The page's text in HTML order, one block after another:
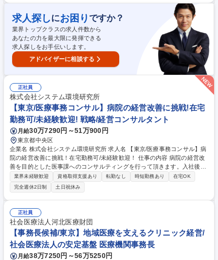
発※入社後しばらくは先輩アシスタントも同行 ■訪問先では医療物品の準
備や診療補助(血圧測定などのバイタルサイン測定、患者様や家族様との
会話) ■帰院後、ケアマネ―ジャーや訪問看護師との情報共有 募集職種 医
療経験者歓迎【西蒲田】診療アシスタント■夜勤無/残業15h/キャリアアッ
プ
求人探しにお困り ですか？
業界トップクラスの求人件数から
あなたの力を最大限に発揮できる
求人探しをお手伝いします。
アドバイザーに相談する
正社員
株式会社システム環境研究所
【東京/医療事務コンサル】病院の経営改善に挑戦!在宅
勤務可/未経験歓迎! 戦略/経営コンサルタント
月給30万7290円～51万900円
東京都中央区
企業名 株式会社システム環境研究所 求人名 【東京/医療事務コンサル】病
院の経営改善に挑戦！在宅勤務可/未経験歓迎！ 仕事の内容 病院の経営改
善を目的とした医事課へのコンサルティングを行って頂きます。入社後は
同行を通じたOJTを中心に業務に慣れていただき、ゆくゆくは部署のリー
ダーとして中心となっていただく事を期待しています。 【具体的に】病院
の経営層や医事課に対して、診療報酬請求精度改善のコンサルティングを
行って頂きます。請求漏れの確認、査定・返戻の分析・対策立案等、診療
報酬請求精度の改善を図ります。大学病院をはじめ大規模な病院の経営改
善に携わる事ができ、経験、やりがいともに大きな仕事になります。 募集
職種 【東京/医療事務コンサル】病院の経営改善に挑戦！在宅勤務可/未経
験歓迎！
業界未経験歓迎 資格取得支援あり 転勤なし 時短勤務あり
在宅OK
完全週休2日制
土日祝休み
正社員
社会医療法人河北医療財団
【事務長候補/東京】地域医療を支えるクリニック経営/
社会医療法人の安定基盤 医療機関事務長
月給38万7250円～56万5250円